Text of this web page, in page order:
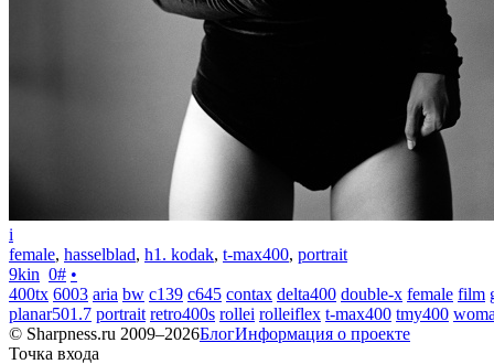
i
female, hasselblad, h1. kodak, t-max400, portrait
9kin 0# •
400tx 6003 aria bw c139 c645 contax delta400 double-x female film
planar501.7 portrait retro400s rollei rolleiflex t-max400 tmy400
© Sharpness.ru 2009–2026БлогИнформация о проекте
Точка входа